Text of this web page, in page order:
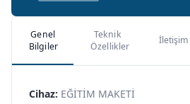
Genel
Bilgiler
Teknik
Özellikler
İletişim
Cihaz: EĞİTİM MAKETİ